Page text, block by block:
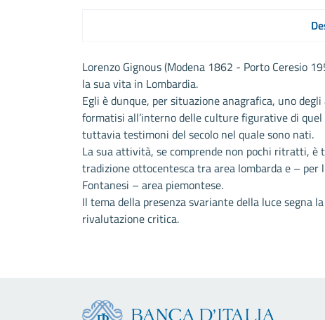
Lorenzo Gignous (Modena 1862 - Porto Ceresio
la sua vita in Lombardia.
Egli è dunque, per situazione anagrafica, uno
formatisi all’interno delle culture figurative di
tuttavia testimoni del secolo nel quale sono nati.
La sua attività, se comprende non pochi ritratti,
tradizione ottocentesca tra area lombarda e –
Fontanesi – area piemontese.
Il tema della presenza svariante della luce segna
rivalutazione critica.